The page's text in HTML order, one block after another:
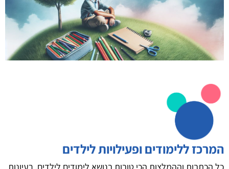
המרכז ללימודים ופעילויות לילדים